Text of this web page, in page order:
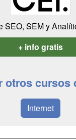
SEO, SEM y
+ info gratis
otros cursos
Internet